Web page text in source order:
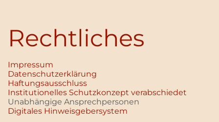
Rechtliches
Impressum
Datenschutz­erklärung
Haftungsausschluss
Institutionelles Schutzkonzept verabschiedet
Unabhängige Ansprechpersonen
Digitales Hinweisgebersystem